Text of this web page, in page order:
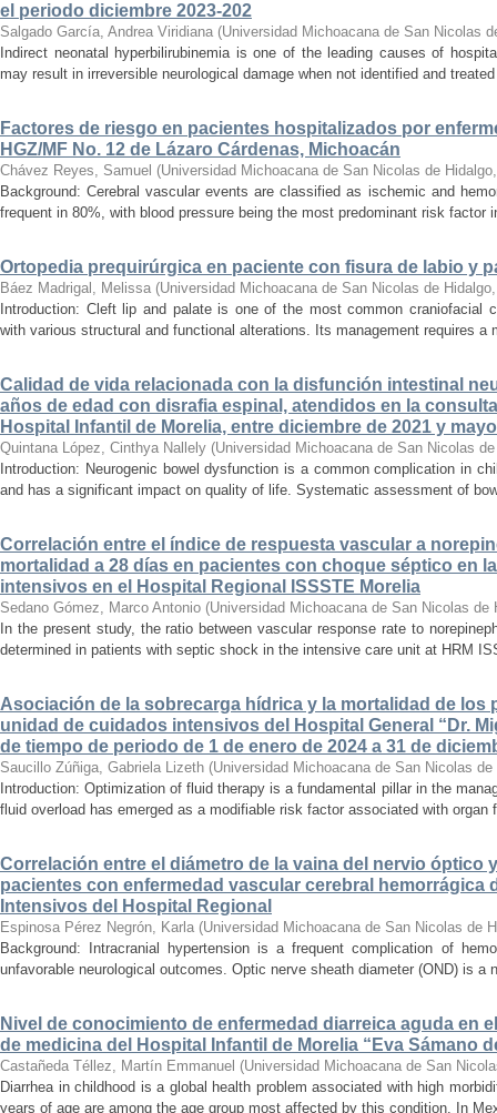
el periodo diciembre 2023-202
Salgado García, Andrea Viridiana (Universidad Michoacana de San Nicolas
Indirect neonatal hyperbilirubinemia is one of the leading causes of
may result in irreversible neurological damage when not identified and
Factores de riesgo en pacientes hospitalizados por
HGZ/MF No. 12 de Lázaro Cárdenas, Michoacán
Chávez Reyes, Samuel (Universidad Michoacana de San Nicolas de Hidalgo
Background: Cerebral vascular events are classified as ischemic and
frequent in 80%, with blood pressure being the most predominant risk factor
Ortopedia prequirúrgica en paciente con fisura de labio y
Báez Madrigal, Melissa (Universidad Michoacana de San Nicolas de Hidalgo
Introduction: Cleft lip and palate is one of the most common craniofacial
with various structural and functional alterations. Its management requires a
Calidad de vida relacionada con la disfunción intestinal
años de edad con disrafia espinal, atendidos en la
Hospital Infantil de Morelia, entre diciembre de 2021 y
Quintana López, Cinthya Nallely (Universidad Michoacana de San Nicolas
Introduction: Neurogenic bowel dysfunction is a common complication in
and has a significant impact on quality of life. Systematic assessment of
Correlación entre el índice de respuesta vascular a
mortalidad a 28 días en pacientes con choque séptico en
intensivos en el Hospital Regional ISSSTE Morelia
Sedano Gómez, Marco Antonio (Universidad Michoacana de San Nicolas de
In the present study, the ratio between vascular response rate to
determined in patients with septic shock in the intensive care unit at HRM
Asociación de la sobrecarga hídrica y la mortalidad de los
unidad de cuidados intensivos del Hospital General “Dr.
de tiempo de periodo de 1 de enero de 2024 a 31 de
Saucillo Zúñiga, Gabriela Lizeth (Universidad Michoacana de San Nicolas de
Introduction: Optimization of fluid therapy is a fundamental pillar in the
fluid overload has emerged as a modifiable risk factor associated with organ
Correlación entre el diámetro de la vaina del nervio óptico
pacientes con enfermedad vascular cerebral hemorrágica
Intensivos del Hospital Regional
Espinosa Pérez Negrón, Karla (Universidad Michoacana de San Nicolas de
Background: Intracranial hypertension is a frequent complication of
unfavorable neurological outcomes. Optic nerve sheath diameter (OND) is a
Nivel de conocimiento de enfermedad diarreica aguda en
de medicina del Hospital Infantil de Morelia “Eva Sámano
Castañeda Téllez, Martín Emmanuel (Universidad Michoacana de San
Diarrhea in childhood is a global health problem associated with high
years of age are among the age group most affected by this condition. In